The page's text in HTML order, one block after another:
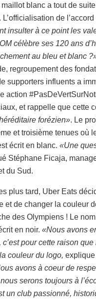
blanc a tout de
de
insulter à ce point les
célèbre ses 120 ans
au bleu et blanc
regroupement des
supporters influents a
action
et rappelle que cette
forézien». Le
et troisième tenues où
écrit en blanc. «Une
Stéphane Ficaja,
du Sud.
plus tard, Uber Eats
et de changer la couleur
des Olympiens ! Le
en noir. «Nous avons
c’est pour cette raison
couleur du logo,
avons à coeur de
serons toujours à
un club passionné,